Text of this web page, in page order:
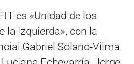
es «Unidad de los
la izquierda», con la
Gabriel Solano-Vilma